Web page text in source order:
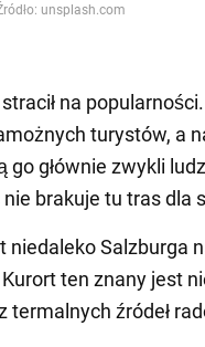
na
turystów, a
go głównie zwykli
brakuje tu tras dla
niedaleko Salzburga
ten znany jest
termalnych źródeł